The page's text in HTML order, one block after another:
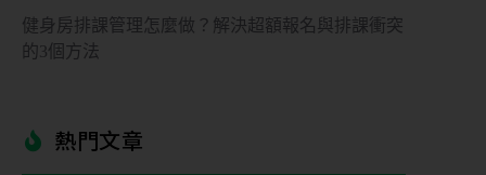
健身房排課管理怎麼做？解決超額報名與排課衝突
的3個方法
熱門文章​